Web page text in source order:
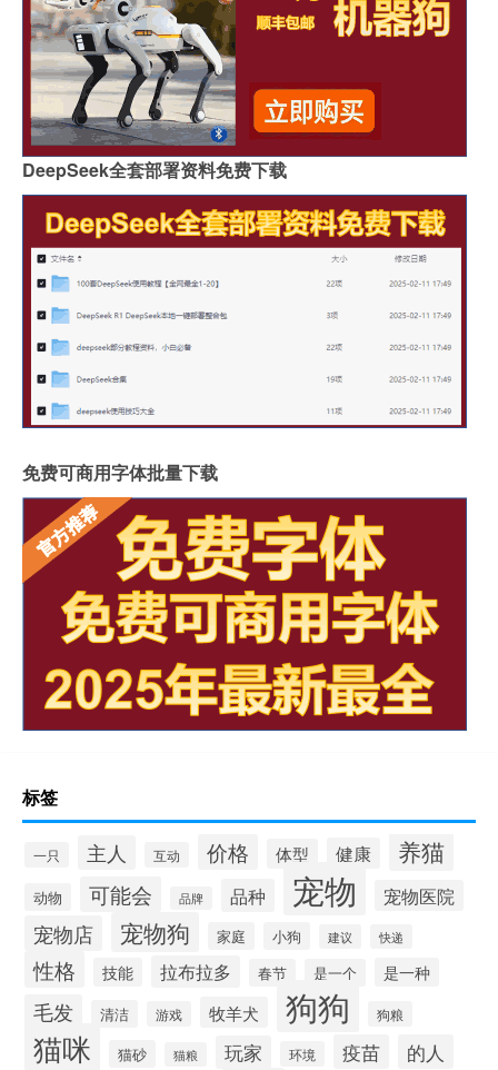
DeepSeek全套部署资料免费下载
免费可商用字体批量下载
标签
一只 主人 互动 价格 体型 健康 养猫
动物 可能会 品牌 品种 宠物 宠物医院
宠物店 宠物狗 家庭 小狗 建议 快递
性格 技能 拉布拉多 春节 是一个 是一种
毛发 清洁 游戏 牧羊犬 狗狗 狗粮
猫咪 猫砂 猫粮 玩家 环境 疫苗 的人